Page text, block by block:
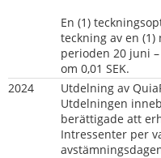
En (1)
teckning av en
perioden 20 juni
om 0,01 SEK.
2024
Utdelning av
Utdelningen
berättigade att
Intressenter per